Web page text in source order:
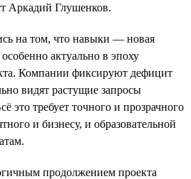
Аркадий Глушенков.
на том, что навыки — новая
актуально в эпоху
Компании фиксируют дефицит
видят растущие запросы
это требует точного и прозрачного
и бизнесу, и образовательной
продолжением проекта